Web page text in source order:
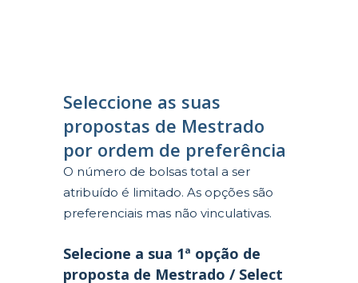
Seleccione as suas
propostas de Mestrado
por ordem de preferência
O número de bolsas total a ser
atribuído é limitado. As opções são
preferenciais mas não vinculativas.
Selecione a sua 1ª opção de
proposta de Mestrado / Select